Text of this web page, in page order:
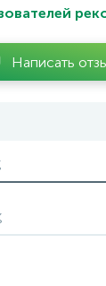
Написать